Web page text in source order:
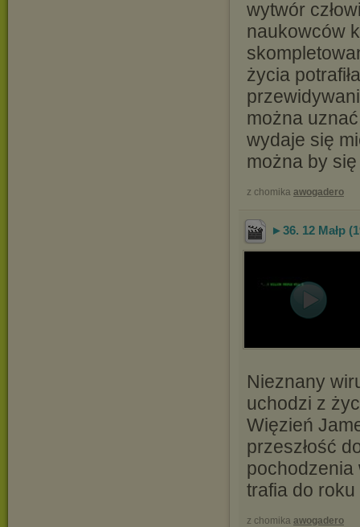
wytwór
naukowców
życia
można
wydaje się
można by
z chomika awogadero
►36. 12 Małp
Nieznany
uchodzi z
Więzień
przeszłość
pochodzenia
trafia do
z chomika awogadero